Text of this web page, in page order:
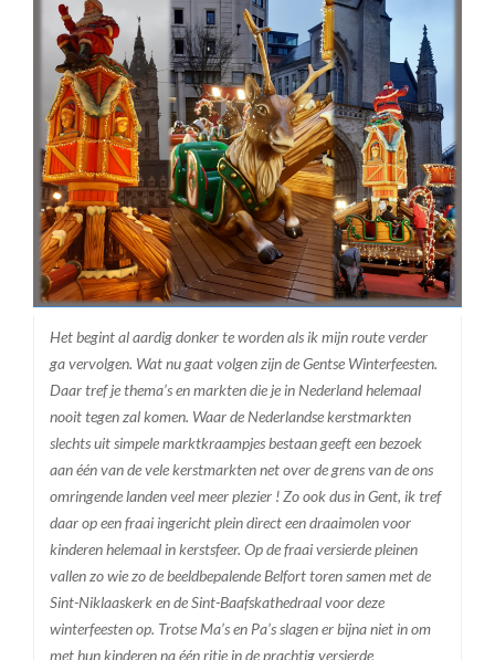
Het begint al aardig donker te worden als ik mijn route verder
ga vervolgen. Wat nu gaat volgen zijn de Gentse Winterfeesten.
Daar tref je thema’s en markten die je in Nederland helemaal
nooit tegen zal komen. Waar de Nederlandse kerstmarkten
slechts uit simpele marktkraampjes bestaan geeft een bezoek
aan één van de vele kerstmarkten net over de grens van de ons
omringende landen veel meer plezier ! Zo ook dus in Gent, ik tref
daar op een fraai ingericht plein direct een draaimolen voor
kinderen helemaal in kerstsfeer. Op de fraai versierde pleinen
vallen zo wie zo de beeldbepalende Belfort toren samen met de
Sint-Niklaaskerk en de Sint-Baafskathedraal voor deze
winterfeesten op. Trotse Ma’s en Pa’s slagen er bijna niet in om
met hun kinderen na één ritje in de prachtig versierde